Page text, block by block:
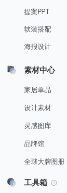
提案PPT
软装搭配
海报设计
素材中心
家居单品
设计素材
灵感图库
品牌馆
全球大牌图册
工具箱